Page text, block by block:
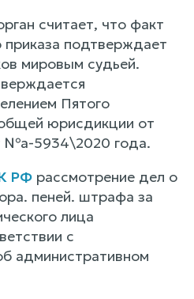
считает, что факт
приказа подтверждает
мировым судьей.
Пятого
юрисдикции от
5934\2020 года.
РФ рассмотрение дел о
пеней. штрафа за
лица
с
административном